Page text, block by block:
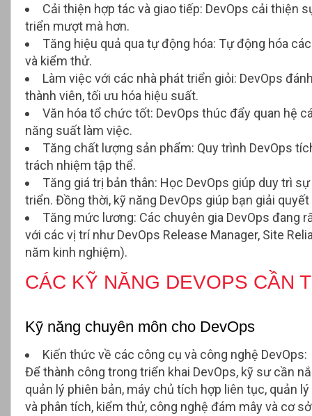
Cải thiện hợp tác và giao tiếp: DevOps cải thiện
triển mượt mà hơn.
Tăng hiệu quả qua tự động hóa: Tự động hóa
và kiểm thử.
Làm việc với các nhà phát triển giỏi: DevOps
thành viên, tối ưu hóa hiệu suất.
Văn hóa tổ chức tốt: DevOps thúc đẩy quan hệ
năng suất làm việc.
Tăng chất lượng sản phẩm: Quy trình DevOps
trách nhiệm tập thể.
Tăng giá trị bản thân: Học DevOps giúp duy trì
triển. Đồng thời, kỹ năng DevOps giúp bạn giải
Tăng mức lương: Các chuyên gia DevOps đang
với các vị trí như DevOps Release Manager, Site
năm kinh nghiệm).
CÁC KỸ NĂNG DEVOPS CẦN
Kỹ năng chuyên môn cho DevOps
Kiến thức về các công cụ và công nghệ DevOps:
Để thành công trong triển khai DevOps, kỹ sư cần
quản lý phiên bản, máy chủ tích hợp liên tục, quản
và phân tích, kiểm thử, công nghệ đám mây và cơ